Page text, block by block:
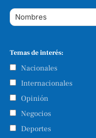
Temas de interés:
Nacionales
Internacionales
Opinión
Negocios
Deportes